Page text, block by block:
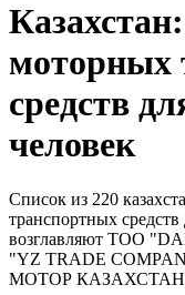
моторных
средств
человек
Список из 220
транспортных средств
возглавляют ТОО
"YZ TRADE
МОТОР КАЗАХСТАН